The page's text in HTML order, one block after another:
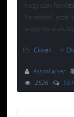
hogy csak
Koreában, ezzel
e-sporttá
Cikkek
Astonkacser
2526
58